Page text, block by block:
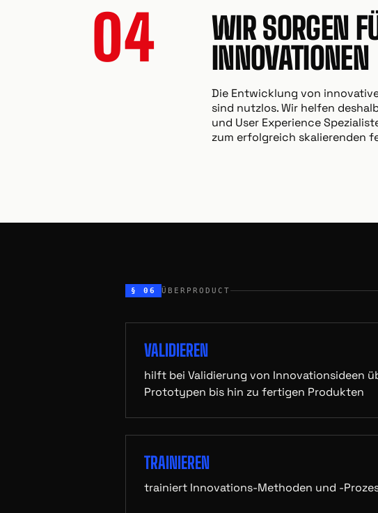
04
WIR SORGEN
INNOVATIONEN
Die Entwicklung von
sind nutzlos. Wir helfen
und User Experience
zum erfolgreich skalierenden
§ 06 ÜBERPRODUCT
VALIDIEREN
hilft bei Validierung von Innovationsideen
Prototypen bis hin zu fertigen Produkten
TRAINIEREN
trainiert Innovations-Methoden und -